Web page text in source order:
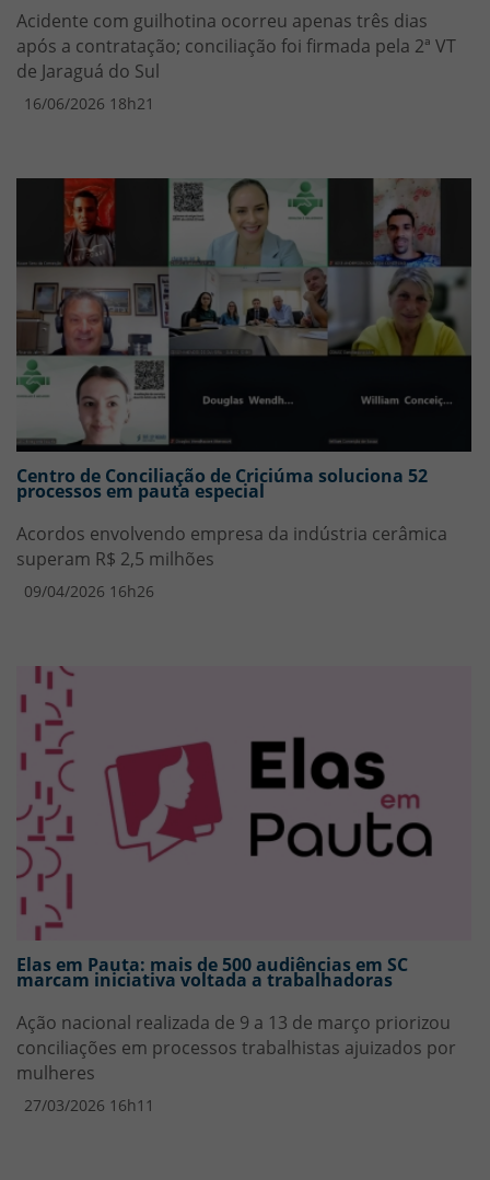
Acidente com guilhotina ocorreu apenas três dias
após a contratação; conciliação foi firmada pela 2ª VT
de Jaraguá do Sul
16/06/2026 18h21
Centro de Conciliação de Criciúma soluciona 52
processos em pauta especial
Acordos envolvendo empresa da indústria cerâmica
superam R$ 2,5 milhões
09/04/2026 16h26
Elas em Pauta: mais de 500 audiências em SC
marcam iniciativa voltada a trabalhadoras
Ação nacional realizada de 9 a 13 de março priorizou
conciliações em processos trabalhistas ajuizados por
mulheres
27/03/2026 16h11